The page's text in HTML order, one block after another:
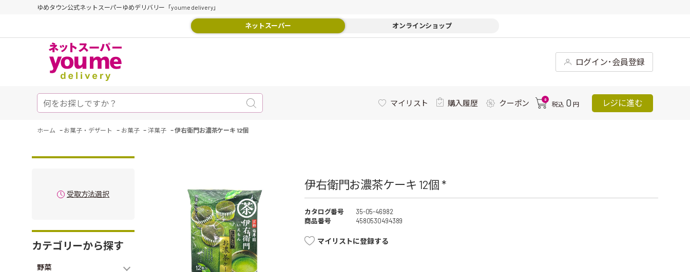
ゆめタウン公式ネットスーパーゆめデリバリー「youme delivery」
ネットスーパー オンラインショップ
ログイン･会員登録
マイリスト 購入履歴 クーポン 0
税込 0 円 レジに進む
ホーム - お菓子・デザート - お菓子 -洋菓子 -伊右衛門お濃茶ケーキ 12個
受取方法選択
カテゴリーから探す
野菜
伊右衛門お濃茶ケーキ 12個 *
カタログ番号
35-05-46982
商品番号
4580530494389
マイリストに登録する